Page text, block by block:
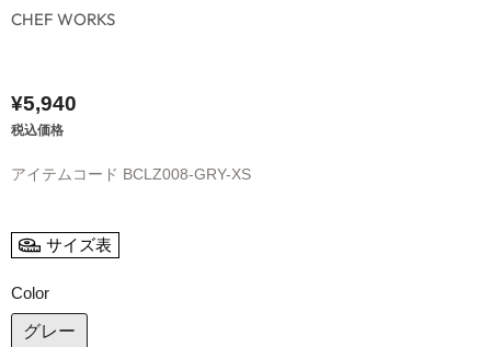
CHEF WORKS
¥5,940
税込価格
アイテムコード BCLZ008-GRY-XS
サイズ表
Color
グレー